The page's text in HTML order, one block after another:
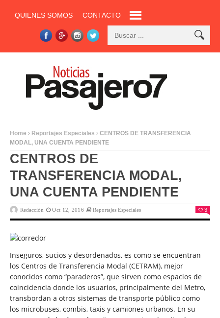
QUIENES SOMOS CONTACTO
Home Reportajes Especiales
CENTROS DE TRANSFERENCIA
MODAL, UNA CUENTA PENDIENTE
CENTROS DE
TRANSFERENCIA MODAL,
UNA CUENTA PENDIENTE
Redacción Oct 12, 2016 Reportajes Especiales 3
Inseguros, sucios y desordenados, es como se encuentran
los Centros de Transferencia Modal (CETRAM), mejor
conocidos como “paraderos”, que sirven como espacios de
coincidencia donde los usuarios, principalmente del Metro,
transbordan a otros sistemas de transporte público como
los microbuses, combis, taxis y camiones urbanos. En su